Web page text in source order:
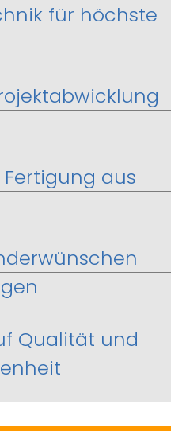
für höchste
aus
Qualität und